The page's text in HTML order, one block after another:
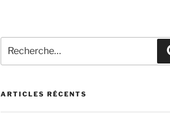
pour
:
ARTICLES RÉCENTS